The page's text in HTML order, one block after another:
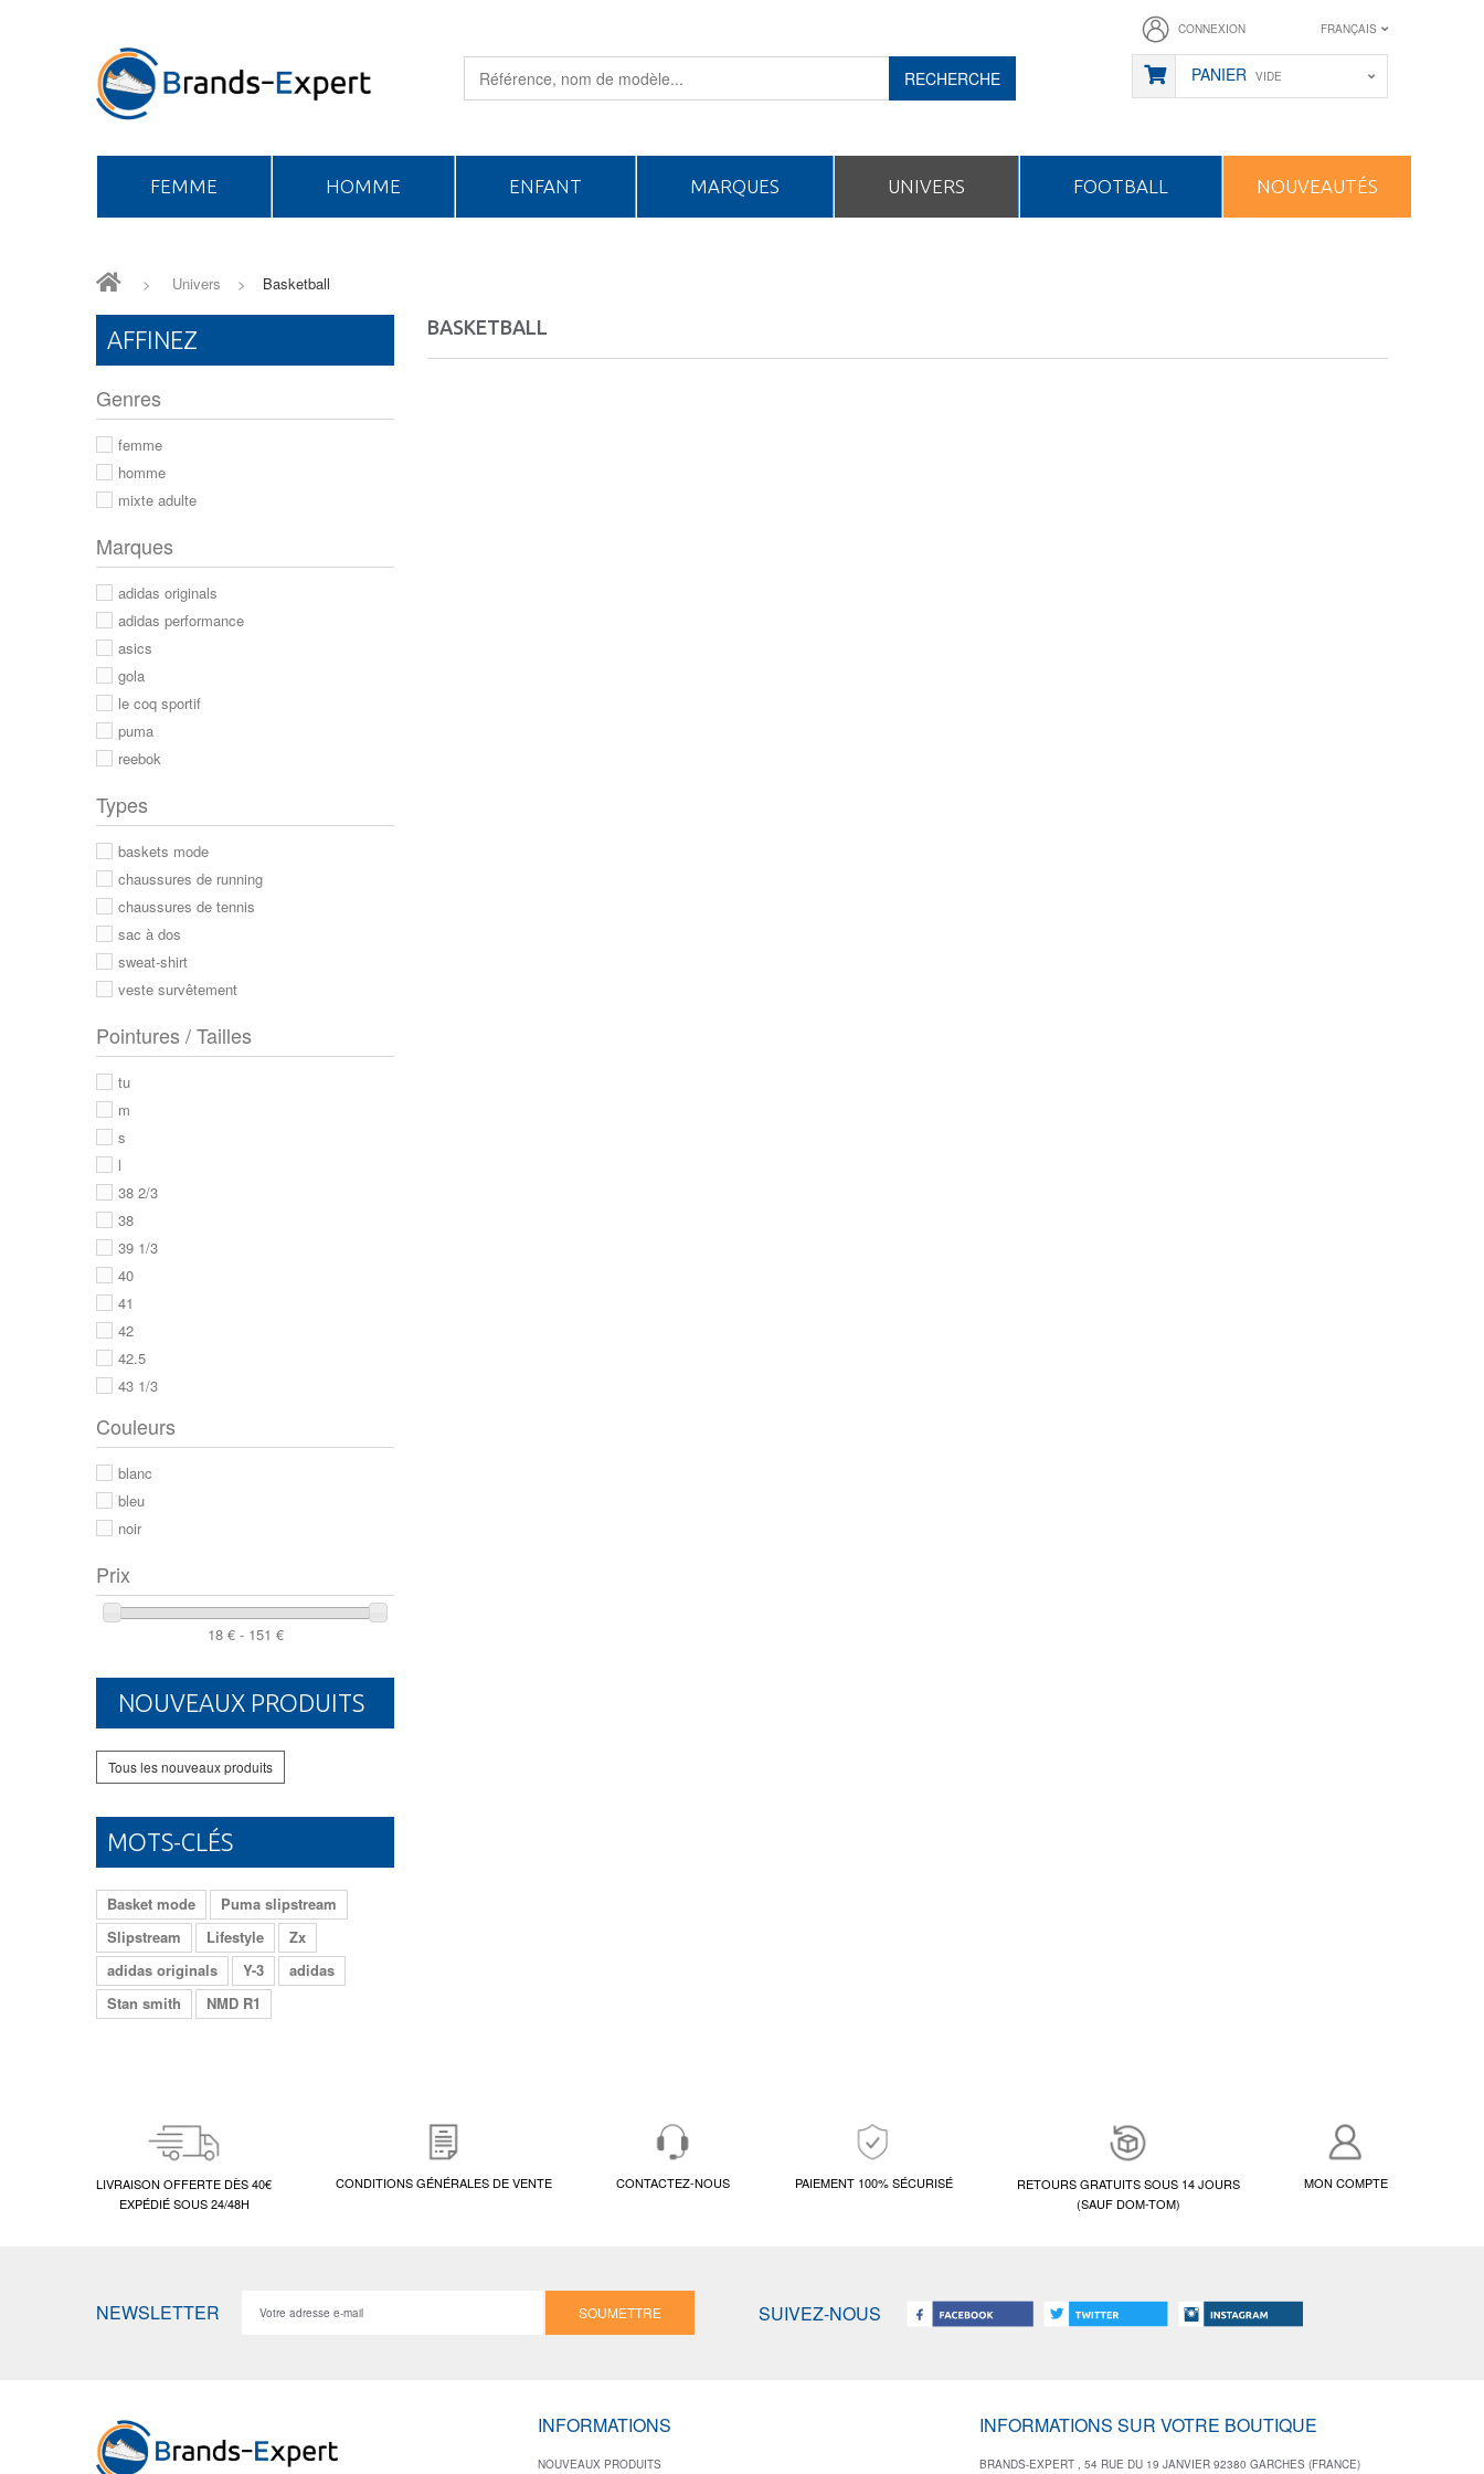
FRANÇAIS
CONNEXION
PANIER VIDE
RECHERCHE
FEMME HOMME ENFANT MARQUES UNIVERS FOOTBALL NOUVEAUTÉS
> Univers > Basketball
BASKETBALL
AFFINEZ
Genres
femme
homme
mixte adulte
Marques
adidas originals
adidas performance
asics
gola
le coq sportif
puma
reebok
Types
baskets mode
chaussures de running
chaussures de tennis
sac à dos
sweat-shirt
veste survêtement
Pointures / Tailles
tu
m
s
l
38 2/3
38
39 1/3
40
41
42
42.5
43 1/3
44
44 2/3
46
Couleurs
blanc
bleu
noir
Prix
18 € - 151 €
NOUVEAUX PRODUITS
Tous les nouveaux produits
MOTS-CLÉS
Basket mode
Puma slipstream
Slipstream
Lifestyle
Zx
adidas originals
Y-3
adidas
Stan smith
NMD R1
LIVRAISON OFFERTE DÈS 40€
EXPÉDIÉ SOUS 24/48H
CONDITIONS GÉNÉRALES DE VENTE CONTACTEZ-NOUS PAIEMENT 100% SÉCURISÉ
RETOURS GRATUITS SOUS 14 JOURS
(SAUF DOM-TOM)
MON COMPTE
NEWSLETTER SOUMETTRE SUIVEZ-NOUS
INFORMATIONS
NOUVEAUX PRODUITS
INFORMATIONS SUR VOTRE BOUTIQUE
BRANDS-EXPERT , 54 RUE DU 19 JANVIER 92380 GARCHES (FRANCE)